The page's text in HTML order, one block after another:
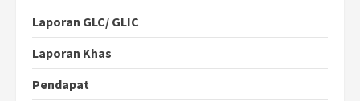
Laporan GLC/ GLIC
Laporan Khas
Pendapat